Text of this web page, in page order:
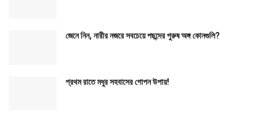
জেনে নিন, নারীর নজরে সবচেয়ে পছন্দের পুরুষ অঙ্গ কোনগুলি?
প্রথম রাতে মধুর সহবাসের গোপন উপায়!